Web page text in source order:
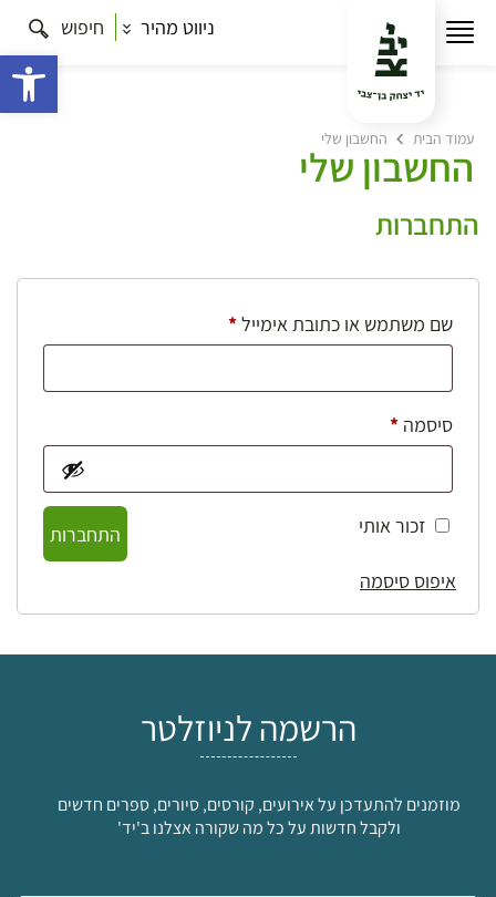
ניווט מהיר חיפוש
עמוד הבית החשבון שלי
החשבון שלי
התחברות
שם משתמש או כתובת אימייל*חובה
סיסמה *חובה
זכור אותי
התחברות
איפוס סיסמה
הרשמה לניוזלטר
מוזמנים להתעדכן על אירועים, קורסים, סיורים, ספרים חדשים
ולקבל חדשות על כל מה שקורה אצלנו ב'יד'